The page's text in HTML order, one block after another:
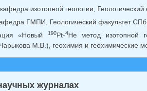
изотопной геологии,
ГМПИ, Геологический факультет
«Новый
190Pt-4He метод изотопной
М.В.), геохимия и геохимические
журналах